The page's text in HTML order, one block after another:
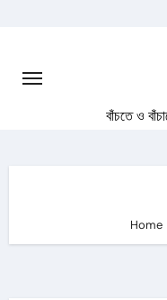
বাঁচতে ও
Home